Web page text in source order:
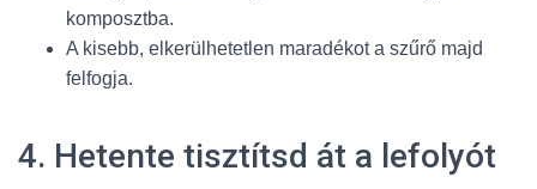
komposztba.
A kisebb, elkerülhetetlen maradékot a szűrő majd
felfogja.
4. Hetente tisztítsd át a lefolyót